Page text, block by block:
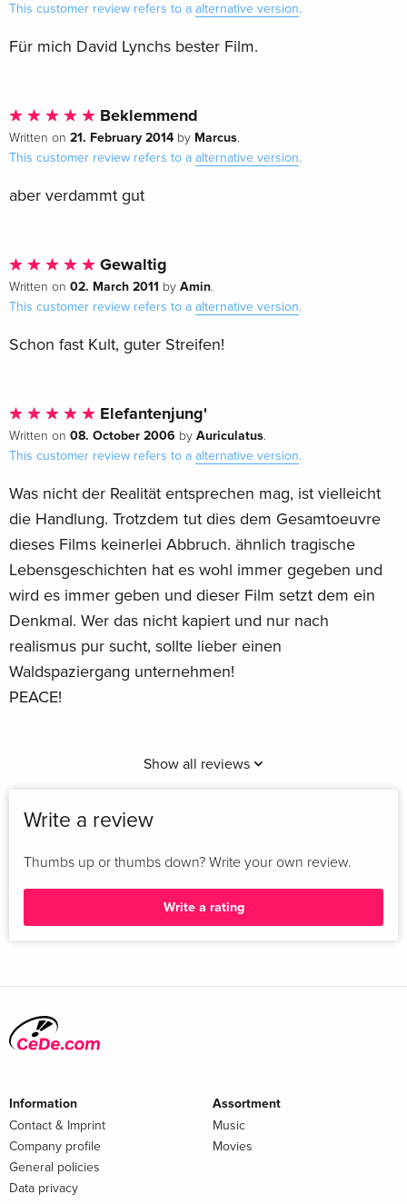
This customer review refers to a alternative version.
Für mich David Lynchs bester Film.
Beklemmend
Written on 21. February 2014 by Marcus.
This customer review refers to a alternative version.
aber verdammt gut
Gewaltig
Written on 02. March 2011 by Amin.
This customer review refers to a alternative version.
Schon fast Kult, guter Streifen!
Elefantenjung'
Written on 08. October 2006 by Auriculatus.
This customer review refers to a alternative version.
Was nicht der Realität entsprechen mag, ist vielleicht
die Handlung. Trotzdem tut dies dem Gesamtoeuvre
dieses Films keinerlei Abbruch. ähnlich tragische
Lebensgeschichten hat es wohl immer gegeben und
wird es immer geben und dieser Film setzt dem ein
Denkmal. Wer das nicht kapiert und nur nach
realismus pur sucht, sollte lieber einen
Waldspaziergang unternehmen!
PEACE!
Show all reviews
Write a review
Thumbs up or thumbs down? Write your own review.
Write a rating
Information
Contact & Imprint
Company profile
General policies
Data privacy
Assortment
Music
Movies